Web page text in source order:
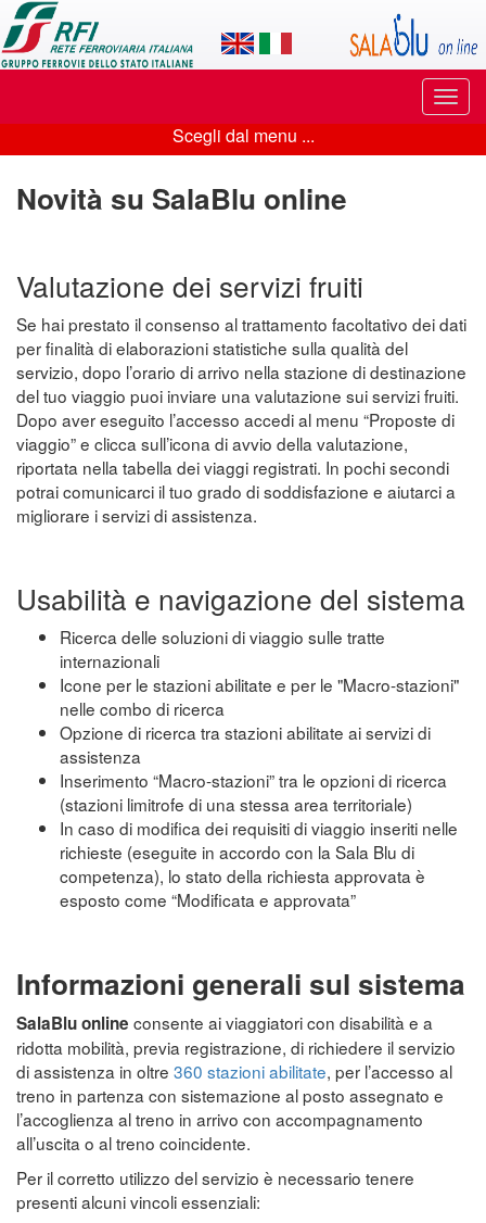
Applicazione
SalaBlu
Online
di
Rete
Ferroviaria
di
Scegli
dal
menu
Scegli dal menu ...
Novità su SalaBlu online
Valutazione dei servizi fruiti
Se hai prestato il consenso al trattamento facoltativo dei dati
per finalità di elaborazioni statistiche sulla qualità del
servizio, dopo l’orario di arrivo nella stazione di destinazione
del tuo viaggio puoi inviare una valutazione sui servizi fruiti.
Dopo aver eseguito l’accesso accedi al menu “Proposte di
viaggio” e clicca sull’icona di avvio della valutazione,
riportata nella tabella dei viaggi registrati. In pochi secondi
potrai comunicarci il tuo grado di soddisfazione e aiutarci a
migliorare i servizi di assistenza.
Usabilità e navigazione del sistema
Ricerca delle soluzioni di viaggio sulle tratte
internazionali
Icone per le stazioni abilitate e per le "Macro-stazioni"
nelle combo di ricerca
Opzione di ricerca tra stazioni abilitate ai servizi di
assistenza
Inserimento “Macro-stazioni” tra le opzioni di ricerca
(stazioni limitrofe di una stessa area territoriale)
In caso di modifica dei requisiti di viaggio inseriti nelle
richieste (eseguite in accordo con la Sala Blu di
competenza), lo stato della richiesta approvata è
esposto come “Modificata e approvata”
Informazioni generali sul sistema
SalaBlu online consente ai viaggiatori con disabilità e a
ridotta mobilità, previa registrazione, di richiedere il servizio
di assistenza in oltre 360 stazioni abilitate, per l’accesso al
treno in partenza con sistemazione al posto assegnato e
l’accoglienza al treno in arrivo con accompagnamento
all’uscita o al treno coincidente.
Per il corretto utilizzo del servizio è necessario tenere
presenti alcuni vincoli essenziali: